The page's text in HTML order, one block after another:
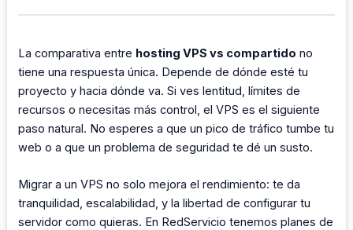
La comparativa entre hosting VPS vs compartido no
tiene una respuesta única. Depende de dónde esté tu
proyecto y hacia dónde va. Si ves lentitud, límites de
recursos o necesitas más control, el VPS es el siguiente
paso natural. No esperes a que un pico de tráfico tumbe tu
web o a que un problema de seguridad te dé un susto.
Migrar a un VPS no solo mejora el rendimiento: te da
tranquilidad, escalabilidad, y la libertad de configurar tu
servidor como quieras. En RedServicio tenemos planes de